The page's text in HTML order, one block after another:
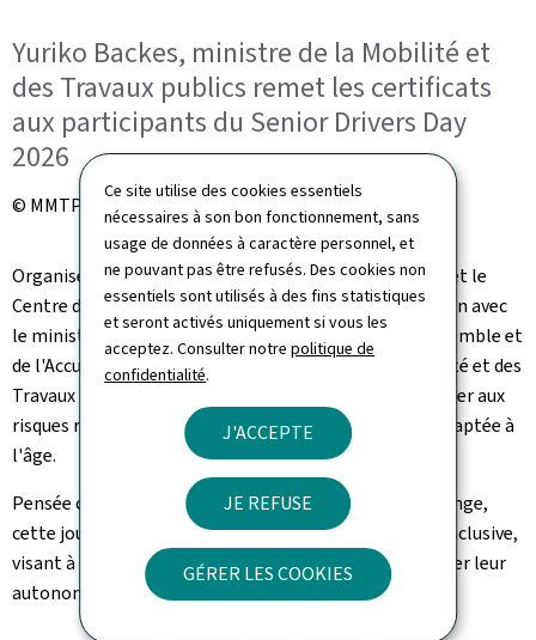
Ce site utilise des cookies essentiels
nécessaires à son bon fonctionnement, sans
usage de données à caractère personnel, et
ne pouvant pas être refusés. Des cookies non
essentiels sont utilisés à des fins statistiques
et seront activés uniquement si vous les
acceptez. Consulter notrepolitique de
confidentialité.
J'ACCEPTE
JE REFUSE
GÉRER LES COOKIES
Yuriko Backes, ministre de la Mobilité et
des Travaux publics remet les certificats
aux participants du Senior Drivers Day
2026
© MMTP
Organisé par le GEROKompetenzzenter fir den Alter
et le
Centre de formation pour conducteurs en collaboration avec
le ministère de la Famille, des Solidarités, du Vivre ensemble et
de l'Accueil et avec le soutien du ministère de la Mobilité et des
Travaux publics, cet événement annuel vise à sensibiliser aux
risques routiers tout en encourageant une conduite adaptée à
l'âge.
Pensée comme un moment d'apprentissage et d'échange,
cette journée s'inscrit dans une approche positive et inclusive,
visant à renforcer la confiance des seniors et à préserver leur
autonomie au volant le plus longtemps possible.